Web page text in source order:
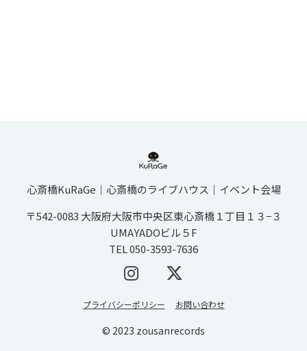
心斎橋KuRaGe│心斎橋のライブハウス│イベント会場
〒542-0083 大阪府大阪市中央区東心斎橋１丁目１３−３
UMAYADOビル５F
TEL 050-3593-7636
プライバシーポリシー お問い合わせ
© 2023 zousanrecords